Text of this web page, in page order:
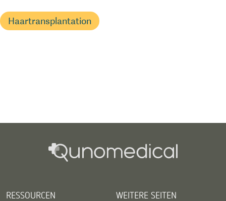
Haartransplantation
RESSOURCEN WEITERE SEITEN